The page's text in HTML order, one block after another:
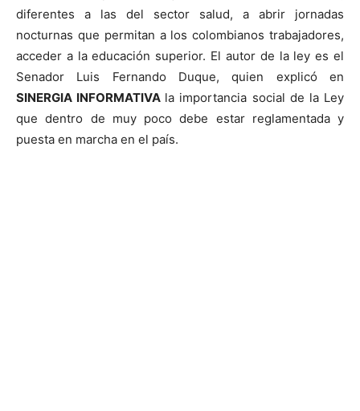
diferentes a las del sector salud, a abrir jornadas
nocturnas que permitan a los colombianos trabajadores,
acceder a la educación superior. El autor de la ley es el
Senador Luis Fernando Duque, quien explicó en
SINERGIA INFORMATIVA la importancia social de la Ley
que dentro de muy poco debe estar reglamentada y
puesta en marcha en el país.